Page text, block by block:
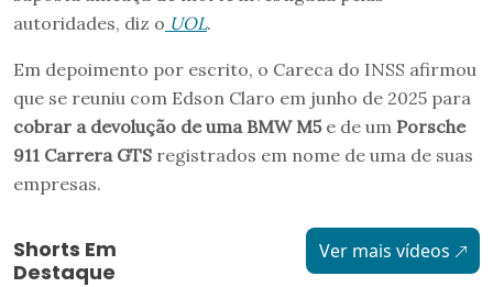
autoridades, diz o UOL.
Em depoimento por escrito, o Careca do INSS afirmou
que se reuniu com Edson Claro em junho de 2025 para
cobrar a devolução de uma BMW M5e de um Porsche
911 Carrera GTS registrados em nome de uma de suas
empresas.
Shorts Em
Destaque
Ver mais vídeos